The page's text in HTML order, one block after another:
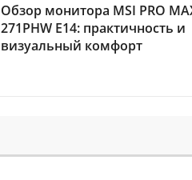
Обзор монитора MSI PRO
271PHW E14: практичность и
визуальный комфорт